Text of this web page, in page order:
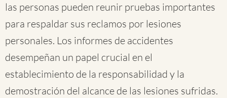
las personas pueden reunir pruebas importantes
para respaldar sus reclamos por lesiones
personales. Los informes de accidentes
desempeñan un papel crucial en el
establecimiento de la responsabilidad y la
demostración del alcance de las lesiones sufridas.